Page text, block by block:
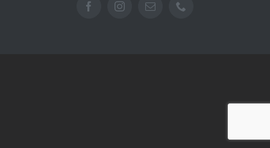
FacebookInstagramEmail